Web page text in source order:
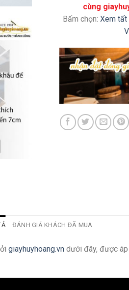
cùng
Bấm chọn: Xem tất
ĐÁNH GIÁ KHÁCH ĐÃ MUA
giayhuyhoang.vn dưới đây, được